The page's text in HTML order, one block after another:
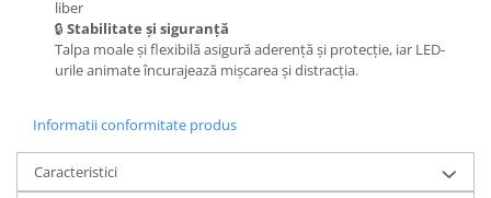
liber
🔒 Stabilitate și siguranță
Talpa moale și flexibilă asigură aderență și protecție, iar LED-
urile animate încurajează mișcarea și distracția.
Informatii conformitate produs
Caracteristici